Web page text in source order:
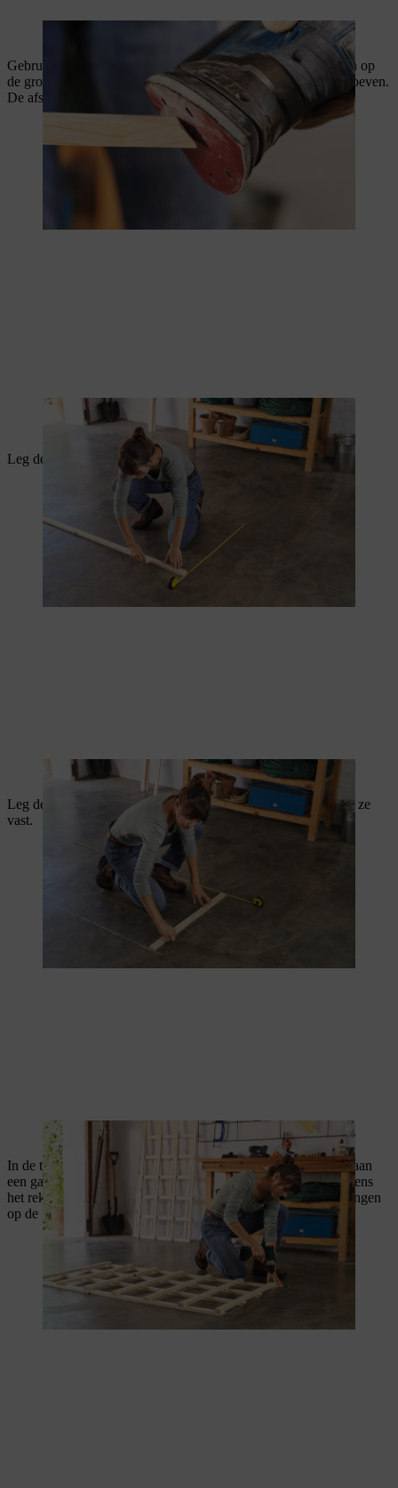
Met een accuschuurmachine schuur je de zijden van het hout glad.
Gebruik de latten als een liniaal en teken met krijt een sjabloon op
de grond zodat je het rek later gemakkelijk in elkaar kunt schroeven.
De afstand tussen de latten moet telkens 20 cm bedragen.
Met een sjabloon is het gemakkelijker om het rek nadien in elkaar te
schroeven.
Leg de latten volgens de lijnen op de grond.
De latten worden in de juiste positie gelegd.
Leg de dwarslatten op de latten in de lengterichting en schroef ze
vast.
Tijdens het in elkaar schroeven krijgt het rooster vorm.
In de twee buitenste loodrechte latten boor je boven- en onderaan
een gat om het rek tegen een muur te bevestigen. Hou vervolgens
het rek tegen de muur en markeer de plaats voor de booropeningen
op de gevel.